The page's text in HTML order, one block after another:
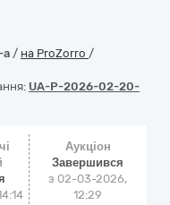
a / на ProZorro /
UA-P-2026-02-20-
Аукціон
Завершився
з 02-03-2026,
12:29